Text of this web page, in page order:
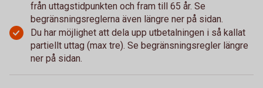
från uttagstidpunkten och fram till 65 år. Se
begränsningsreglerna även längre ner på sidan.
Du har möjlighet att dela upp utbetalningen i så kallat
partiellt uttag (max tre). Se begränsningsregler längre
ner på sidan.